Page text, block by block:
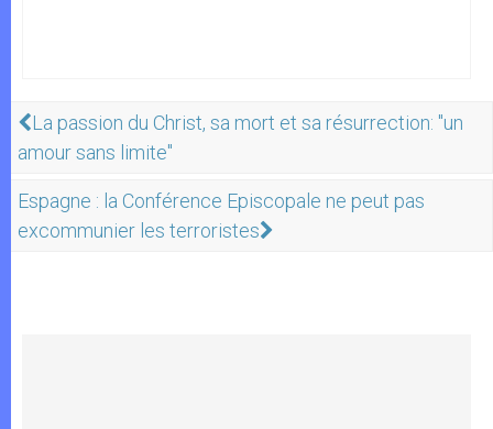
La passion du Christ, sa mort et sa résurrection: "un
amour sans limite"
Espagne : la Conférence Episcopale ne peut pas
excommunier les terroristes